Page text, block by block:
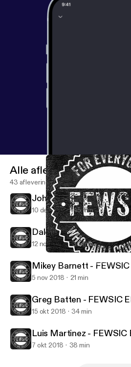
FEWSIC - For Everyone Who
Alle afleveringen
43 afleveringen
Johnathan Billy -
10 dec 2018 45 min
Dale Witwer - FEWSIC
12 nov 2018 33 min
Mikey Barnett - FEWSIC
5 nov 2018 21 min
Greg Batten - FEWSIC
15 okt 2018 34 min
Luis Martinez - FEWSIC
7 okt 2018 38 min